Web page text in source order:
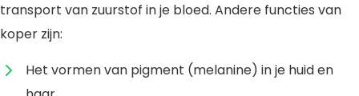
transport van zuurstof in je bloed. Andere functies van
koper zijn:
Het vormen van pigment (melanine) in je huid en